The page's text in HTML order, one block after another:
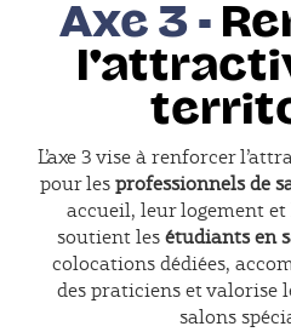
Axe 3 -
L’axe 3 vise à renforcer
pour lesprofessionnels de
accueil, leur logement
soutient lesétudiants en
colocations dédiées,
des praticiens et valorise
salons